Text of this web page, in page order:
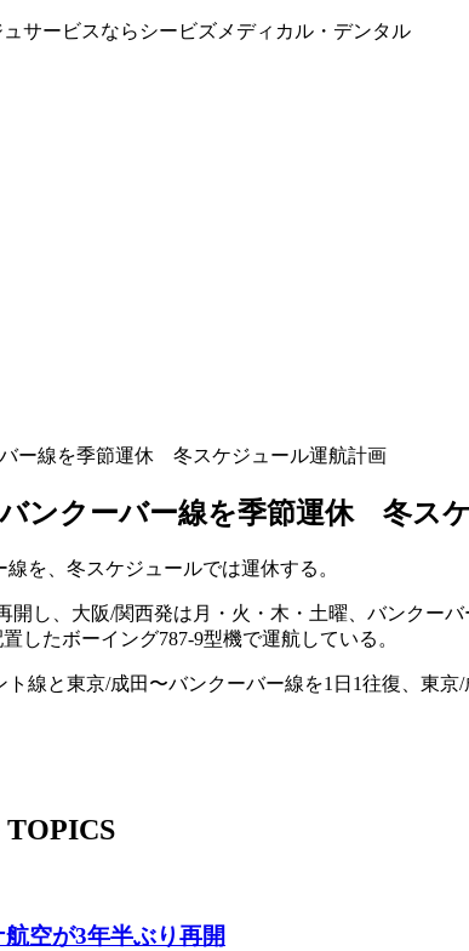
サービスならシービズメディカル・デンタル
ー線を季節運休 冬スケジュール運航計画
ンクーバー線を季節運休 冬ス
を、冬スケジュールでは運休する。
開し、大阪/関西発は月・火・木・土曜、バンクー
したボーイング787-9型機で運航している。
線と東京/成田〜バンクーバー線を1日1往復、東
空が3年半ぶり再開